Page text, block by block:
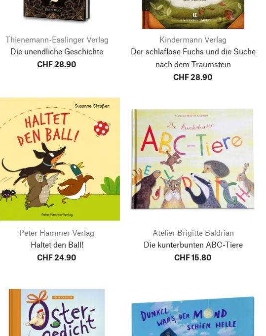
Thienemann-Esslinger Verlag
Die unendliche Geschichte
CHF 28.90
Kindermann Verlag
Der schlaflose Fuchs und die Suche
nach dem Traumstein
CHF 28.90
Peter Hammer Verlag
Haltet den Ball!
CHF 24.90
Atelier Brigitte Baldrian
Die kunterbunten ABC-Tiere
CHF 15.80